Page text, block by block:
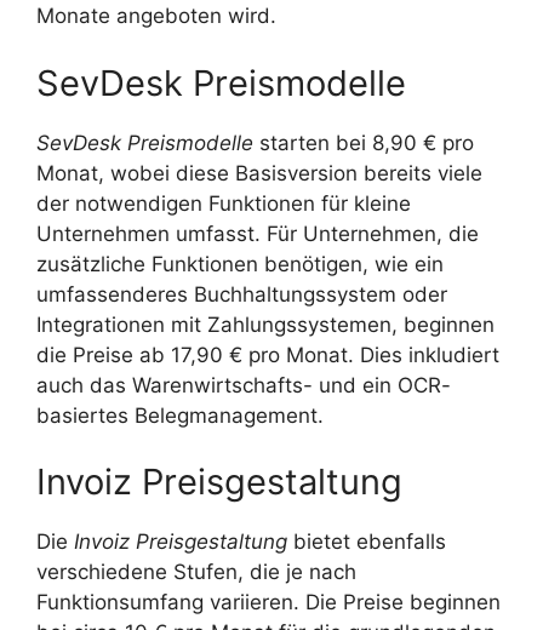
Monate angeboten wird.
SevDesk Preismodelle
SevDesk Preismodelle starten bei 8,90 € pro
Monat, wobei diese Basisversion bereits viele
der notwendigen Funktionen für kleine
Unternehmen umfasst. Für Unternehmen, die
zusätzliche Funktionen benötigen, wie ein
umfassenderes Buchhaltungssystem oder
Integrationen mit Zahlungssystemen, beginnen
die Preise ab 17,90 € pro Monat. Dies inkludiert
auch das Warenwirtschafts- und ein OCR-
basiertes Belegmanagement.
Invoiz Preisgestaltung
Die Invoiz Preisgestaltung bietet ebenfalls
verschiedene Stufen, die je nach
Funktionsumfang variieren. Die Preise beginnen